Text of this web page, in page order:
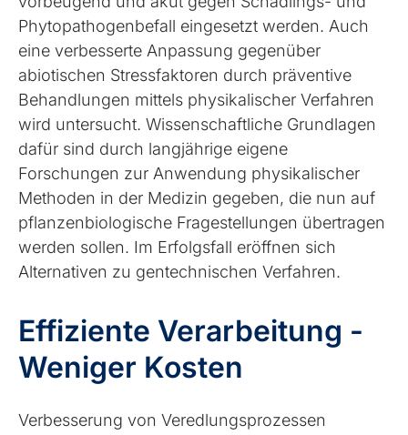
Phytopathogenbefall eingesetzt werden. Auch
eine verbesserte Anpassung gegenüber
abiotischen Stressfaktoren durch präventive
Behandlungen mittels physikalischer Verfahren
wird untersucht. Wissenschaftliche Grundlagen
dafür sind durch langjährige eigene
Forschungen zur Anwendung physikalischer
Methoden in der Medizin gegeben, die nun auf
pflanzenbiologische Fragestellungen übertragen
werden sollen. Im Erfolgsfall eröffnen sich
Alternativen zu gentechnischen Verfahren.
Effiziente Verarbeitung -
Weniger Kosten
Verbesserung von Veredlungsprozessen